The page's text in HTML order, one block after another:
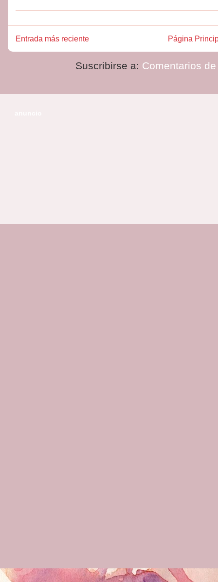
Entrada más reciente Página
Suscribirse a: Comentarios